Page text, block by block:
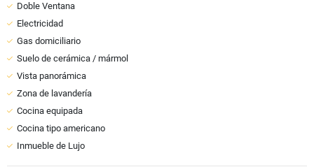
Doble Ventana
Electricidad
Gas domiciliario
Suelo de cerámica / mármol
Vista panorámica
Zona de lavandería
Cocina equipada
Cocina tipo americano
Inmueble de Lujo